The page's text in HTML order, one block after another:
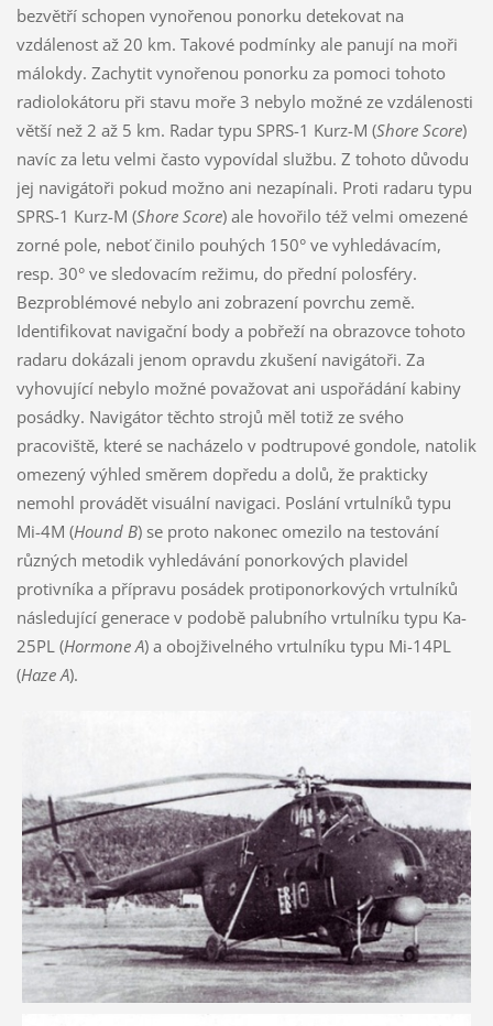
bezvětří schopen vynořenou ponorku detekovat na
vzdálenost až 20 km. Takové podmínky ale panují na moři
málokdy. Zachytit vynořenou ponorku za pomoci tohoto
radiolokátoru při stavu moře 3 nebylo možné ze vzdálenosti
větší než 2 až 5 km. Radar typu SPRS-1 Kurz-M (Shore Score)
navíc za letu velmi často vypovídal službu. Z tohoto důvodu
jej navigátoři pokud možno ani nezapínali. Proti radaru typu
SPRS-1 Kurz-M (Shore Score) ale hovořilo též velmi omezené
zorné pole, neboť činilo pouhých 150° ve vyhledávacím,
resp. 30° ve sledovacím režimu, do přední polosféry.
Bezproblémové nebylo ani zobrazení povrchu země.
Identifikovat navigační body a pobřeží na obrazovce tohoto
radaru dokázali jenom opravdu zkušení navigátoři. Za
vyhovující nebylo možné považovat ani uspořádání kabiny
posádky. Navigátor těchto strojů měl totiž ze svého
pracoviště, které se nacházelo v podtrupové gondole, natolik
omezený výhled směrem dopředu a dolů, že prakticky
nemohl provádět visuální navigaci. Poslání vrtulníků typu
Mi-4M (Hound B) se proto nakonec omezilo na testování
různých metodik vyhledávání ponorkových plavidel
protivníka a přípravu posádek protiponorkových vrtulníků
následující generace v podobě palubního vrtulníku typu Ka-
25PL (Hormone A) a obojživelného vrtulníku typu Mi-14PL
(Haze A).